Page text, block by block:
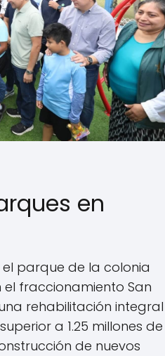
en
parque de la colonia
fraccionamiento San
rehabilitación integral
a 1.25 millones de
de nuevos